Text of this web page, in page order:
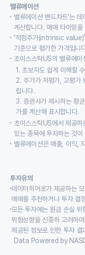
밸류에이션
밸류에이션 밴드차트'는
계산합니다. 매매 타이밍
‘적정주가(intrinsic
기준으로 평가한 가격입니
초이스스탁US의 밸류에이
1. 초보자도 쉽게 이해할
2. 주가가 저평가, 고평가
립니다.
3. 증권사가 제시하는 평
가를 계산해 표시합니다.
초이스스탁US에서 제공
있는 종목에 투자하는 것이
밸류에이션은 매출, 이익,
투자유의
데이터히어로가 제공하는
매매를 추천하거나 투자 결
모든 투자에는 원금 손실
위험성향을 신중히 고려하
제공된 정보로 인한 투자
Data Powered by